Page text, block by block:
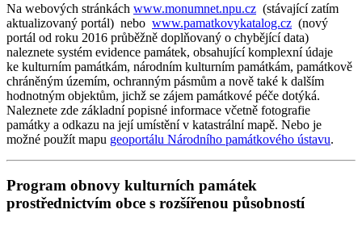
Na webových stránkách www.monumnet.npu.cz (stávající zatím
aktualizovaný portál) nebo www.pamatkovykatalog.cz (nový
portál od roku 2016 průběžně doplňovaný o chybějící data)
naleznete systém evidence památek, obsahující komplexní údaje
ke kulturním památkám, národním kulturním památkám, památkově
chráněným územím, ochranným pásmům a nově také k dalším
hodnotným objektům, jichž se zájem památkové péče dotýká.
Naleznete zde základní popisné informace včetně fotografie
památky a odkazu na její umístění v katastrální mapě. Nebo je
možné použít mapu geoportálu Národního památkového ústavu.
Program obnovy kulturních památek
prostřednictvím obce s rozšířenou působností